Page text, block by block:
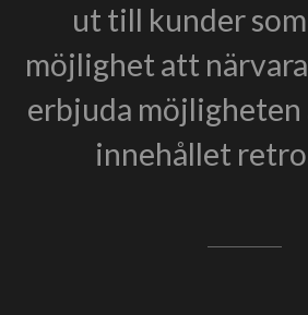
ut till kunder
möjlighet att
erbjuda möjligheten
innehållet